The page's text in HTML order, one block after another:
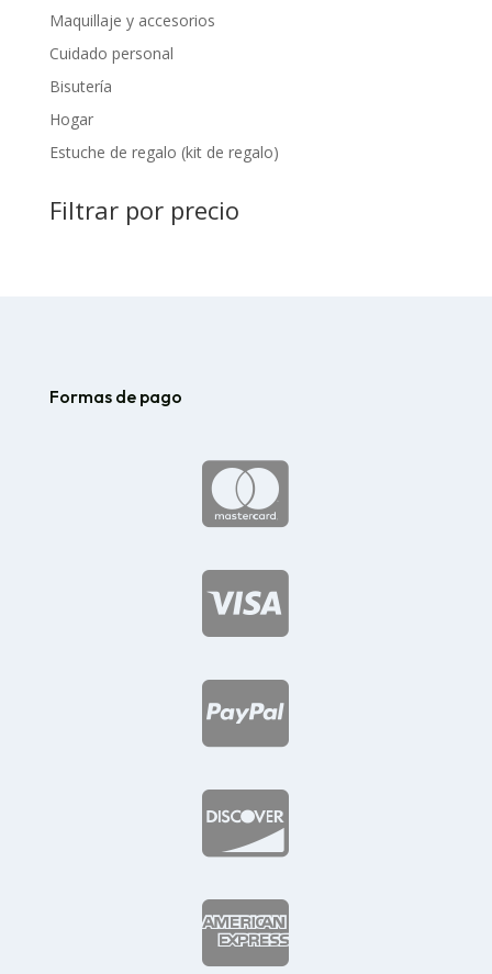
Maquillaje y accesorios
Cuidado personal
Bisutería
Hogar
Estuche de regalo (kit de regalo)
Filtrar por precio
Formas de pago




